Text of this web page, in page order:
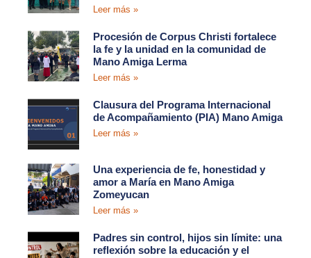
Leer más »
Procesión de Corpus Christi fortalece
la fe y la unidad en la comunidad de
Mano Amiga Lerma
Leer más »
Clausura del Programa Internacional
de Acompañamiento (PIA) Mano Amiga
Leer más »
Una experiencia de fe, honestidad y
amor a María en Mano Amiga
Zomeyucan
Leer más »
Padres sin control, hijos sin límite: una
reflexión sobre la educación y el